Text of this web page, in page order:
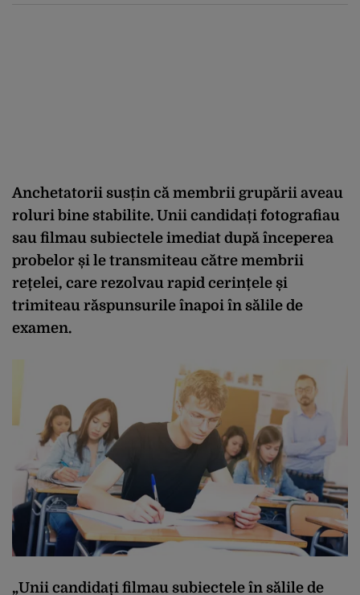
Anchetatorii susțin că membrii grupării aveau
roluri bine stabilite. Unii candidați fotografiau
sau filmau subiectele imediat după începerea
probelor și le transmiteau către membrii
rețelei, care rezolvau rapid cerințele și
trimiteau răspunsurile înapoi în sălile de
examen.
„Unii candidați filmau subiectele în sălile de